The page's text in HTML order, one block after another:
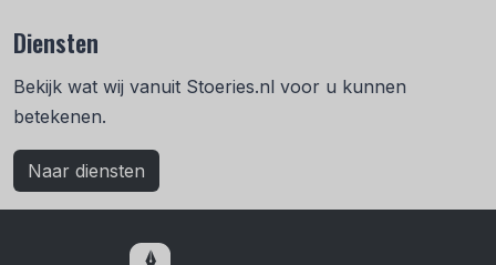
Diensten
Bekijk wat wij vanuit Stoeries.nl voor u kunnen
betekenen.
Naar diensten